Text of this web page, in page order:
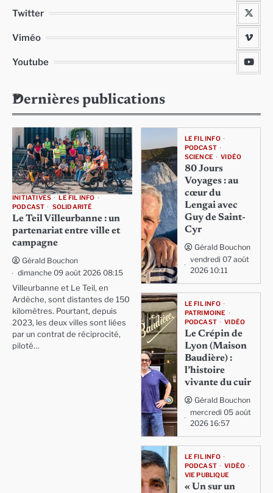
Twitter
Viméo
Youtube
Dernières publications
INITIATIVES
LE FIL INFO
PODCAST
SOLIDARITÉ
Le Teil Villeurbanne : un
partenariat entre ville et
campagne
Gérald Bouchon
dimanche 09 août 2026 08:15
Villeurbanne et Le Teil, en
Ardèche, sont distantes de 150
kilomètres. Pourtant, depuis
2023, les deux villes sont liées
par un contrat de réciprocité,
piloté…
LE FIL INFO
PODCAST
SCIENCE
VIDÉO
80 Jours
Voyages : au
cœur du
Lengai avec
Guy de Saint-
Cyr
Gérald Bouchon
vendredi 07 août
2026 10:11
LE FIL INFO
PATRIMOINE
PODCAST
VIDÉO
Le Crépin de
Lyon (Maison
Baudière) :
l’histoire
vivante du cuir
Gérald Bouchon
mercredi 05 août
2026 16:57
LE FIL INFO
PODCAST
VIDÉO
VIE PUBLIQUE
« Un sur un